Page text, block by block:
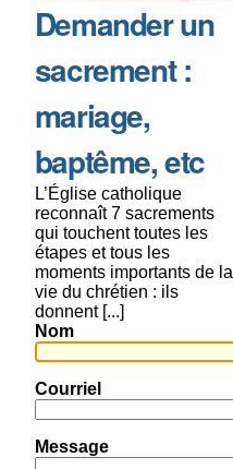
Demander un
sacrement :
mariage,
baptême, etc
L’Église catholique
reconnaît 7 sacrements
qui touchent toutes les
étapes et tous les
moments importants de la
vie du chrétien : ils
donnent [...]
Nom
Courriel
Message